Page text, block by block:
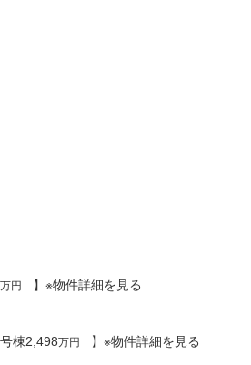
万円 】※物件詳細を見る
棟2,498万円 】※物件詳細を見る